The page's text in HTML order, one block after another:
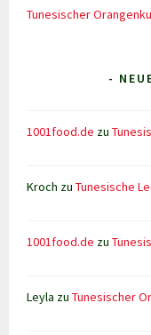
Tunesischer
-
1001food.de zu
Kroch zuTunesische
1001food.de zu
Leyla zuTunesischer